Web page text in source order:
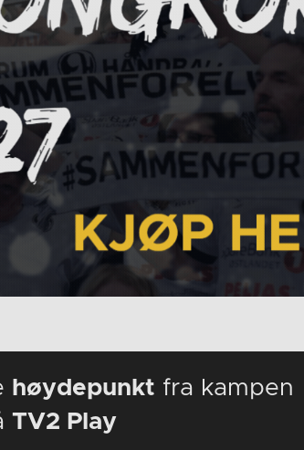
høydepunkt fra kampen
TV2 Play